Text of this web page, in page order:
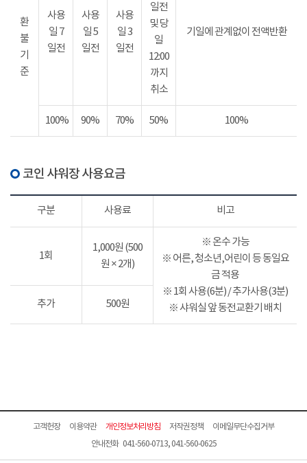
환
불
기
준
사용
일 7
일전
사용
일 5
일전
사용
일 3
일전
일전
및 당
일
12:00
까지
취소
기일에 관계없이 전액반환
100% 90% 70% 50% 100%
코인 샤워장 사용요금
구분 사용료 비고
1회
1,000원 (500
원 × 2개)
※ 온수 가능
※ 어른, 청소년,어린이 등 동일요
금 적용
※ 1회 사용(6분) / 추가사용(3분)
※ 샤워실 앞 동전교환기 배치
추가 500원
고객헌장 이용약관 개인정보처리방침 저작권정책
이메일무단수집거부
안내전화 041-560-0713, 041-560-0625